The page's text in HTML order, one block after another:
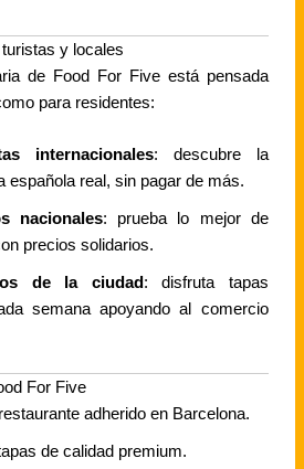
y locales
de Food For Five está pensada
para residentes:
internacionales: descubre la
española real, sin pagar de más.
nacionales: prueba lo mejor de
precios solidarios.
de la ciudad: disfruta tapas
semana apoyando al comercio
For Five
adherido en Barcelona.
de calidad premium.